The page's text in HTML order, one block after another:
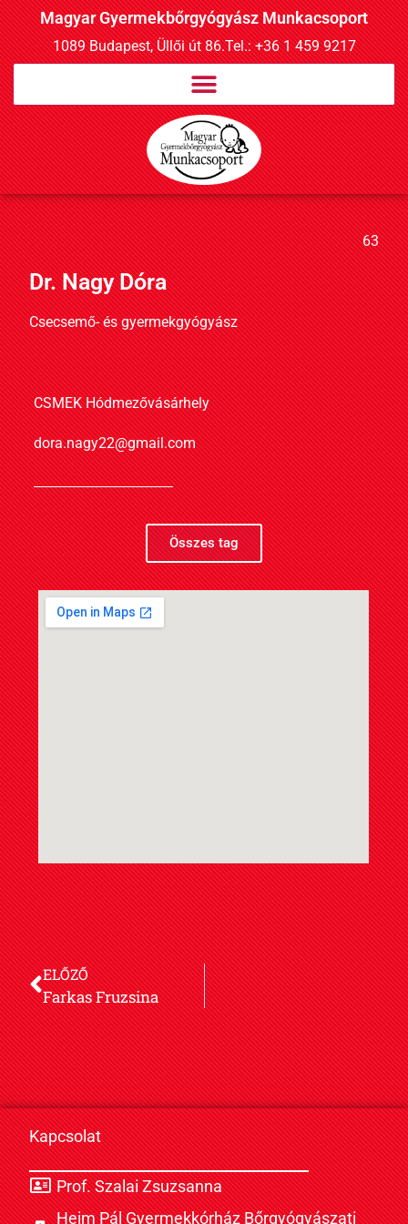
Magyar Gyermekbőrgyógyász Munkacsoport
1089 Budapest, Üllői út 86.Tel.: +36 1 459 9217
63
Dr. Nagy Dóra
Csecsemő- és gyermekgyógyász
CSMEK Hódmezővásárhely
dora.nagy22@gmail.com
Összes tag
ELŐZŐ
Farkas Fruzsina
Kapcsolat
Prof. Szalai Zsuzsanna
Heim Pál Gyermekkórház Bőrgyógyászati